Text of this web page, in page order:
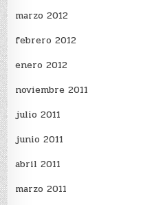
marzo 2012
febrero 2012
enero 2012
noviembre 2011
julio 2011
junio 2011
abril 2011
marzo 2011